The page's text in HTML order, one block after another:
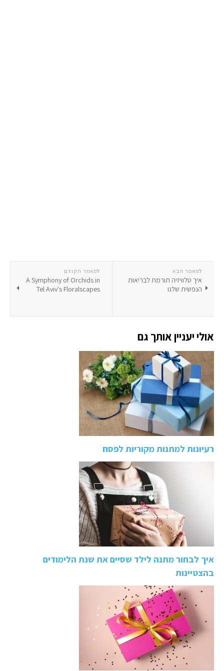
למאמר הקודם
A Symphony of Orchids in
Tel Aviv's Floralscapes
למאמר הבא
איך טלוויזיה תורמת לבריאות
הנפשית שלנו
אולי יעניין אותך גם
רעיונות למתנות מקוריות לפסח
איך לבחור מתנה לילד שסיים את שנת הלימודים
בהצטיינות